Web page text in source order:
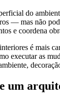
do
— mas não
e coordena
é mais
executar as
um